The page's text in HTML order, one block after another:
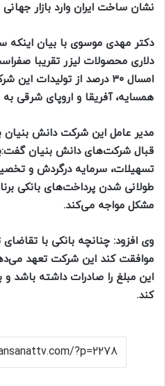
نشان ساخت ایران وارد بازار
دلاری محصولات لیزر تقریبا
امسال ۳۰ درصد از تولیدات
همسایه، آفریقا و اروپای شرقی
مدیر عامل این شرکت دانش بنیان
قبال شرکت‌های دانش بنیان
تسهیلات، سرمایه درگردش و
طولانی شدن پرداخت‌های بانکی
مشکل مواجه می‌کند.
وی افزود: چنانچه بانکی با
موافقت کند این شرکت تعهد
کند.